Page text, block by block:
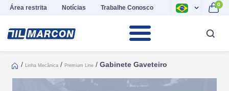
Área restrita Notícias Trabalhe Conosco 0
/ Linha Mecânica / Premium Line / Gabinete Gaveteiro